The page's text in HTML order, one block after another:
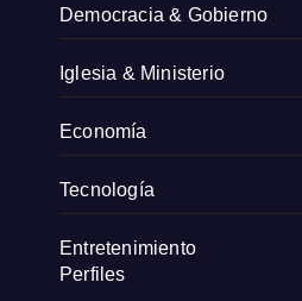
Democracia & Gobierno
Iglesia & Ministerio
Economía
Tecnología
Entretenimiento
Perfiles